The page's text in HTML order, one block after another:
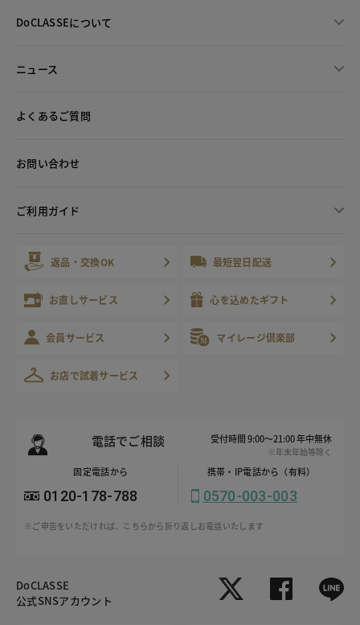
DoCLASSEについて
ニュース
よくあるご質問
お問い合わせ
ご利用ガイド
返品・交換OK 最短翌日配送
お直しサービス 心を込めたギフト
会員サービス マイレージ倶楽部
お店で試着サービス
電話でご相談 受付時間 9:00～21:00 年中無休
※年末年始等除く
固定電話から
0120-178-788
携帯・IP電話から（有料）
0570-003-003
※ご申告をいただければ、こちらから折り返しお電話いたします
DoCLASSE
公式SNSアカウント